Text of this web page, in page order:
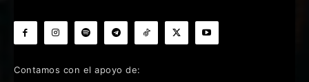
Contamos con el apoyo de: